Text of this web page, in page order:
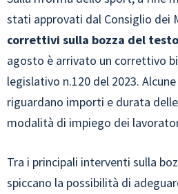
stati approvati dal Consiglio dei
correttivi sulla bozza del testo
agosto è arrivato un correttivo
legislativo n.120 del 2023.
riguardano importi e durata
modalità di impiego dei
Tra i principali interventi sulla
spiccano la possibilità di